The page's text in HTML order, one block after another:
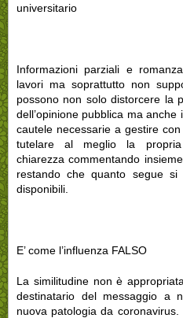
universitario
Informazioni parziali e
lavori ma soprattutto non
possono non solo distorcere la
dell’opinione pubblica ma
cautele necessarie a gestire
tutelare al meglio la
chiarezza commentando
restando che quanto segue
disponibili.
E’ come l’influenza FALSO
La similitudine non è
destinatario del messaggio a
nuova patologia da